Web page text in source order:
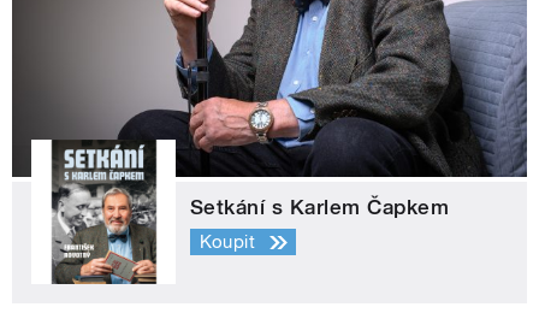
Setkání s Karlem Čapkem
Koupit